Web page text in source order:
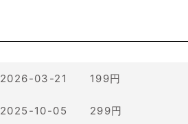
2026-03-21 199円
2025-10-05 299円